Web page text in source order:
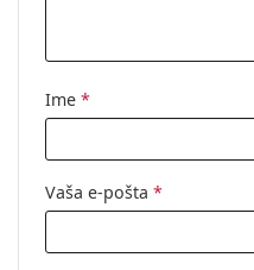
Ime *
Vaša e-pošta *